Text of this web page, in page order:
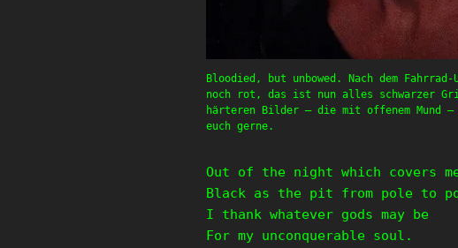
Bloodied, but unbowed. Nach dem
noch rot, das ist nun alles schwarzer
härteren Bilder – die mit offenem Mund
euch gerne.
Out of the night which covers
Black as the pit from pole to
I thank whatever gods may be
For my unconquerable soul.